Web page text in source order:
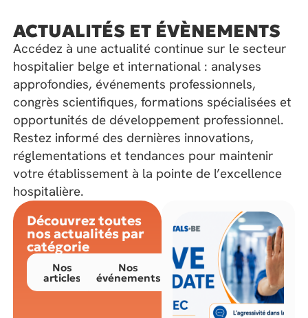
ACTUALITÉS ET ÉVÈNEMENTS
Accédez à une actualité continue sur le secteur
hospitalier belge et international : analyses
approfondies, événements professionnels,
congrès scientifiques, formations spécialisées et
opportunités de développement professionnel.
Restez informé des dernières innovations,
réglementations et tendances pour maintenir
votre établissement à la pointe de l’excellence
hospitalière.
Découvrez toutes
nos actualités par
catégorie
Nos
articles
Nos
événements